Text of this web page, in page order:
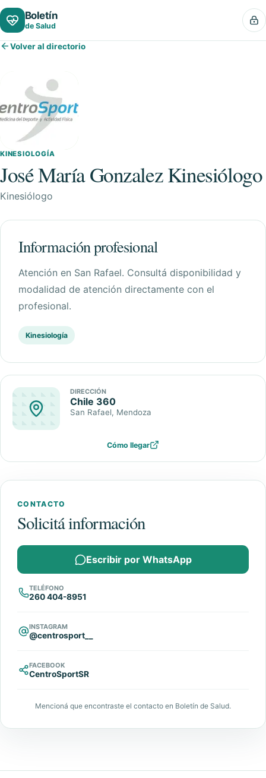
Boletín
de Salud
Volver al directorio
KINESIOLOGÍA
José María Gonzalez Kinesiólogo
Kinesiólogo
Información profesional
Atención en San Rafael. Consultá disponibilidad y
modalidad de atención directamente con el
profesional.
Kinesiología
DIRECCIÓN
Chile 360
San Rafael, Mendoza
Cómo llegar
CONTACTO
Solicitá información
Escribir por WhatsApp
TELÉFONO
260 404-8951
INSTAGRAM
@centrosport__
FACEBOOK
CentroSportSR
Mencioná que encontraste el contacto en Boletín de Salud.